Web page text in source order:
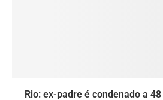
Rio: ex-padre é condenado a